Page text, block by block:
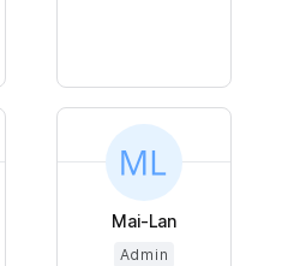
Mai-Lan
Admin